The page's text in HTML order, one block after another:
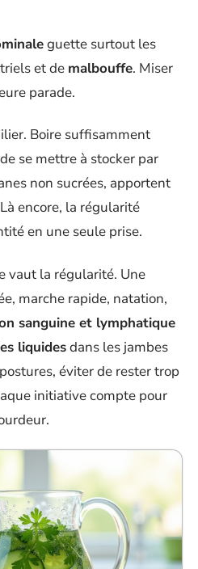
guette surtout les
et de malbouffe. Miser
parade.
Boire suffisamment
se mettre à stocker par
non sucrées, apportent
encore, la régularité
en une seule prise.
vaut la régularité. Une
marche rapide, natation,
sanguine et lymphatique
liquidesdans les jambes
éviter de rester trop
initiative compte pour